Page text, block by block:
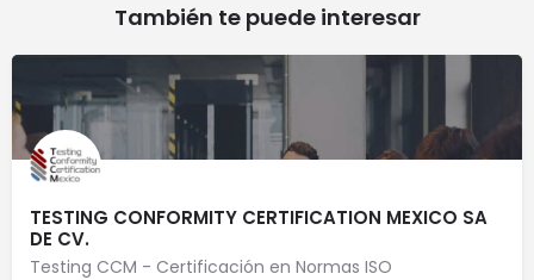
También te puede interesar
TESTING CONFORMITY CERTIFICATION MEXICO SA
DE CV.
Testing CCM - Certificación en Normas ISO